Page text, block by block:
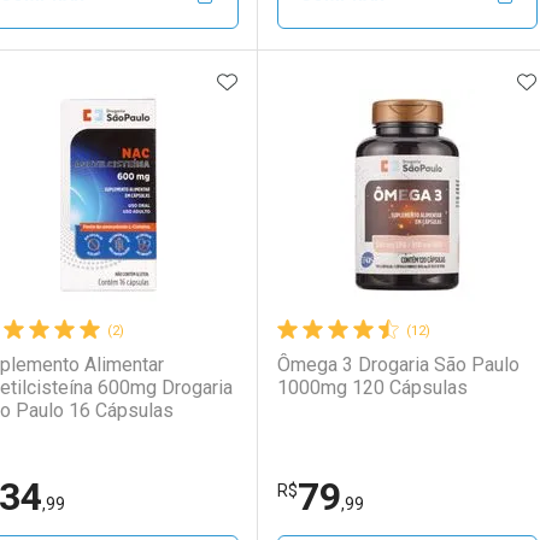
FECHAR
Ativar Desconto
FECHAR
Menos Laboratório
Ativar Desconto
Por Menos
(2)
Alimentar
600mg Drogaria
Paulo 16 Cápsulas
34,99
ADICIONAR AOS FAVORITOS
(12)
Ômega 3 Drogaria São Paulo
1000mg 120 Cápsulas
R$79,99